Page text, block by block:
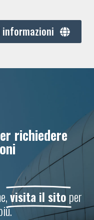
richiedere
visita il sitoper